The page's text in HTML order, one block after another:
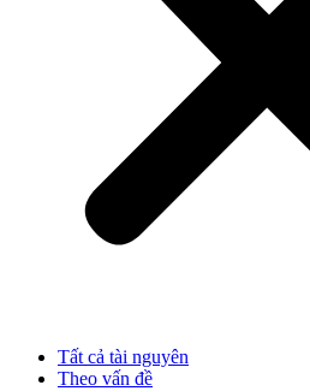
Tất cả tài nguyên
Theo vấn đề